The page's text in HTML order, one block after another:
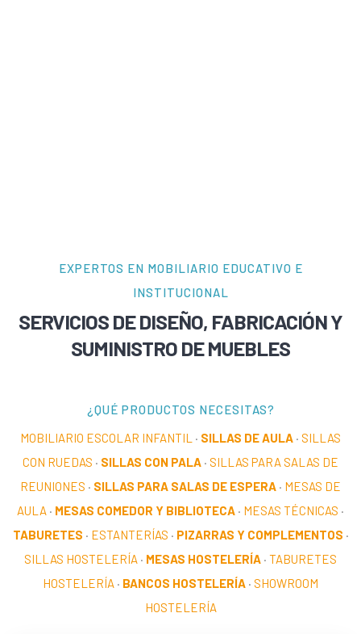
EXPERTOS EN MOBILIARIO EDUCATIVO E
INSTITUCIONAL
SERVICIOS DE DISEÑO, FABRICACIÓN Y
SUMINISTRO DE MUEBLES
¿QUÉ PRODUCTOS NECESITAS?
MOBILIARIO ESCOLAR INFANTIL · SILLAS DE AULA · SILLAS
CON RUEDAS · SILLAS CON PALA · SILLAS PARA SALAS DE
REUNIONES · SILLAS PARA SALAS DE ESPERA · MESAS DE
AULA · MESAS COMEDOR Y BIBLIOTECA · MESAS TÉCNICAS ·
TABURETES · ESTANTERÍAS · PIZARRAS Y COMPLEMENTOS ·
SILLAS HOSTELERÍA · MESAS HOSTELERÍA · TABURETES
HOSTELERÍA · BANCOS HOSTELERÍA · SHOWROOM
HOSTELERÍA